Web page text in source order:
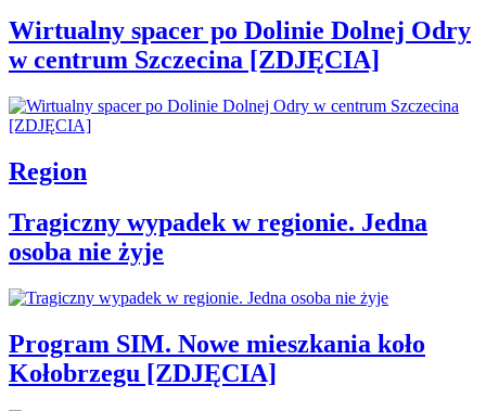
Wirtualny spacer po Dolinie Dolnej Odry
w centrum Szczecina [ZDJĘCIA]
Region
Tragiczny wypadek w regionie. Jedna
osoba nie żyje
Program SIM. Nowe mieszkania koło
Kołobrzegu [ZDJĘCIA]